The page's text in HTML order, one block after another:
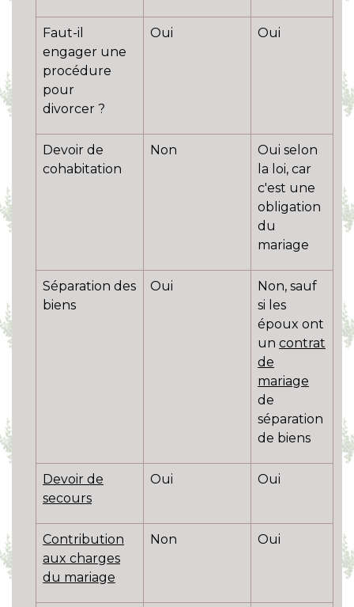
Faut-il
engager une
procédure
pour
divorcer ?
Oui Oui
Devoir de
cohabitation
Non
Oui selon
la loi, car
c'est une
obligation
du
mariage
Séparation des
biens
Oui
Non, sauf
si les
époux ont
un contrat
de
mariage
de
séparation
de biens
Devoir de
secours
Oui Oui
Contribution
aux charges
du mariage
Non Oui